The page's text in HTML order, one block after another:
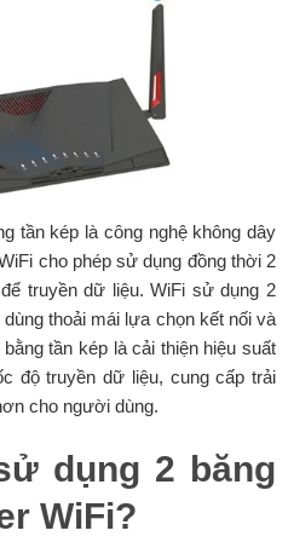
tần kép là công nghệ không dây
cho phép sử dụng đồng thời 2
truyền dữ liệu. WiFi sử dụng 2
thoải mái lựa chọn kết nối và
tần kép là cải thiện hiệu suất
độ truyền dữ liệu, cung cấp trải
cho người dùng.
dụng 2 băng
WiFi?